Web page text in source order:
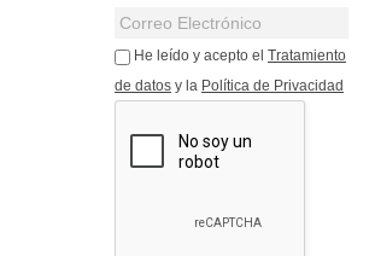
He leído y acepto el Tratamiento
de datos y la Política de Privacidad